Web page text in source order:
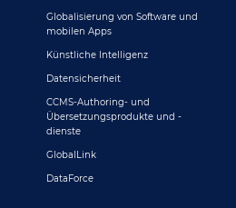
Globalisierung von Software und
mobilen Apps
Künstliche Intelligenz
Datensicherheit
CCMS-Authoring- und
Übersetzungsprodukte und -
dienste
GlobalLink
DataForce